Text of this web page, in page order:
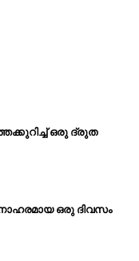
ഒരു ദ്രുത
ഒരു ദിവസം